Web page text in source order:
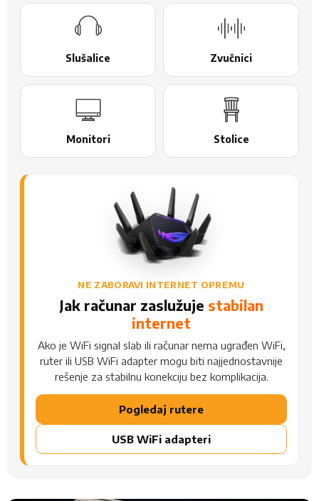
Slušalice Zvučnici
Monitori Stolice
NE ZABORAVI INTERNET OPREMU
Jak računar zaslužuje stabilan
internet
Ako je WiFi signal slab ili računar nema ugrađen WiFi,
ruter ili USB WiFi adapter mogu biti najjednostavnije
rešenje za stabilnu konekciju bez komplikacija.
Pogledaj rutere
USB WiFi adapteri